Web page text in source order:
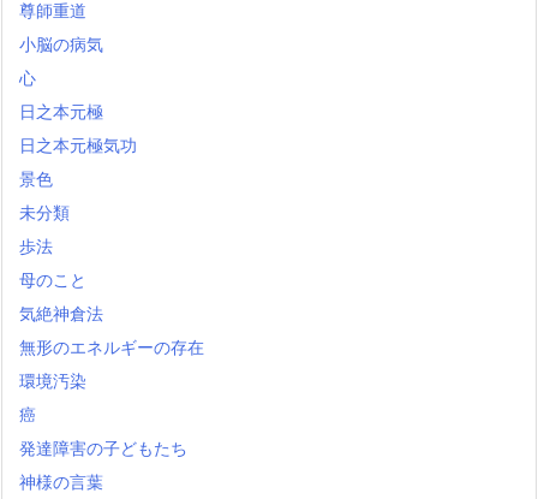
尊師重道
小脳の病気
心
日之本元極
日之本元極気功
景色
未分類
歩法
母のこと
気絶神倉法
無形のエネルギーの存在
環境汚染
癌
発達障害の子どもたち
神様の言葉